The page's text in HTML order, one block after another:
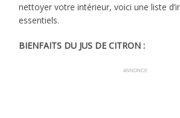
nettoyer votre intérieur, voici une liste
essentiels.
BIENFAITS DU JUS DE CITRON :
ANNONCE